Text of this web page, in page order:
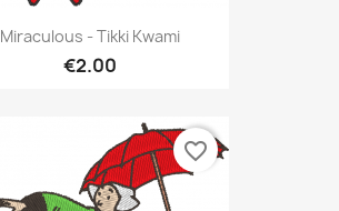
Miraculous - Tikki Kwami
€2.00
favorite_border